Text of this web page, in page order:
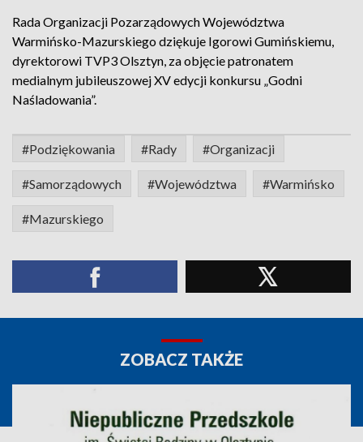
Rada Organizacji Pozarządowych Województwa
Warmińsko-Mazurskiego dziękuje Igorowi Gumińskiemu,
dyrektorowi TVP3 Olsztyn, za objęcie patronatem
medialnym jubileuszowej XV edycji konkursu „Godni
Naśladowania”.
#Podziękowania #Rady #Organizacji
#Samorządowych #Województwa #Warmińsko
#Mazurskiego
ZOBACZ TAKŻE